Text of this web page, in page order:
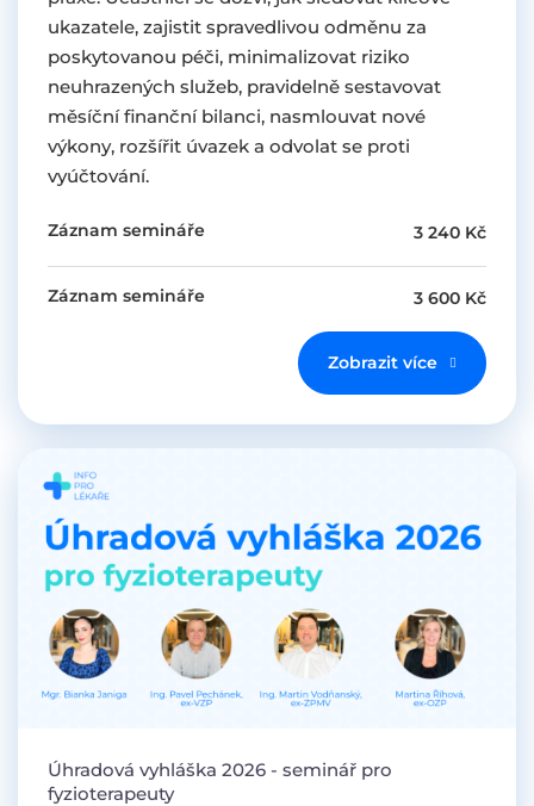
ukazatele, zajistit spravedlivou odměnu za
poskytovanou péči, minimalizovat riziko
neuhrazených služeb, pravidelně sestavovat
měsíční finanční bilanci, nasmlouvat nové
výkony, rozšířit úvazek a odvolat se proti
vyúčtování.
Záznam semináře 3 240 Kč
Záznam semináře 3 600 Kč
Zobrazit více
Úhradová vyhláška 2026 - seminář pro
fyzioterapeuty